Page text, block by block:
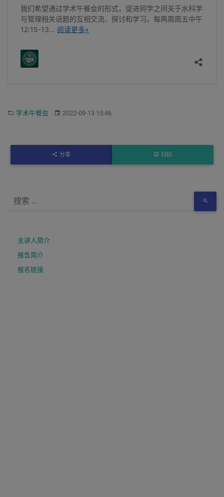
分类：
学术午餐会 发布：2022-09-13 15:46
分享 扫码
主讲人简介
报告简介
报名链接